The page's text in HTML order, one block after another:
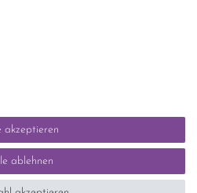
akzeptieren
ablehnen
Artikel unterliegt gem. § 25a
ein Ausweis der
Rechnung erfolgt nicht.)
Kontakt